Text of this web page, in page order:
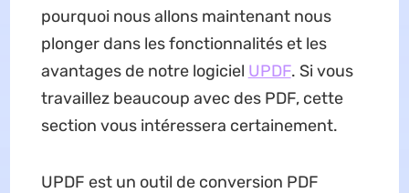
pourquoi nous allons maintenant nous
plonger dans les fonctionnalités et les
avantages de notre logiciel UPDF. Si vous
travaillez beaucoup avec des PDF, cette
section vous intéressera certainement.
UPDF est un outil de conversion PDF